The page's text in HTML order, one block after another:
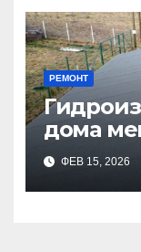
РЕМОНТ
дома
защита
ФЕВ 15, 2026